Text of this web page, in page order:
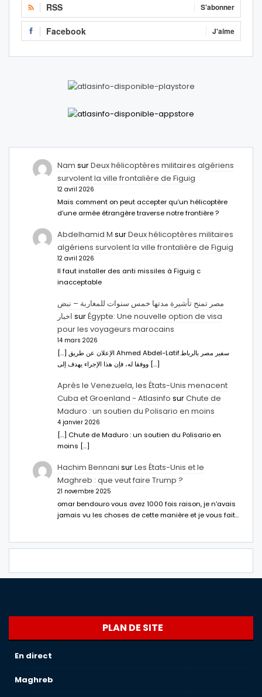
RSS S'abonner
Facebook J'aime
Nam surDeux hélicoptères militaires algériens
survolent la ville frontalière de Figuig
12 avril 2026
Mais comment on peut accepter qu’un hélicoptère
d’une armée étrangère traverse notre frontière ?
Abdelhamid M surDeux hélicoptères militaires
algériens survolent la ville frontalière de Figuig
12 avril 2026
Il faut installer des anti missiles à Figuig c
inacceptable
مصر تمنح تأشيرة مدتها خمس سنوات للمغاربة – نبض
اخبار surÉgypte: Une nouvelle option de visa
pour les voyageurs marocains
14 mars 2026
[…] الإعلان عن طريق Ahmed Abdel-Latifسفير مصر بالرباط.
ووفقا له، فإن هذا الإجراء يهدف إلى […]
Après le Venezuela, les États-Unis menacent
Cuba et Groenland - Atlasinfo surChute de
Maduro : un soutien du Polisario en moins
4 janvier 2026
[…] Chute de Maduro : un soutien du Polisario en
moins […]
Hachim Bennani surLes États-Unis et le
Maghreb : que veut faire Trump ?
21 novembre 2025
omar bendouro vous avez 1000 fois raison, je n'avais
jamais vu les choses de cette manière et je vous fait…
PLAN DE SITE
En direct
Maghreb